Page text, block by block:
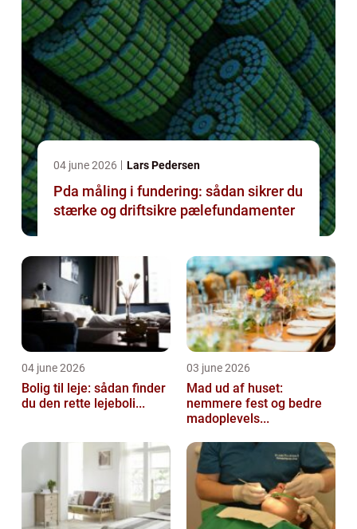
04 june 2026 Lars Pedersen
Pda måling i fundering: sådan sikrer du
stærke og driftsikre pælefundamenter
04 june 2026
Bolig til leje: sådan finder
du den rette lejeboli...
03 june 2026
Mad ud af huset:
nemmere fest og bedre
madoplevels...